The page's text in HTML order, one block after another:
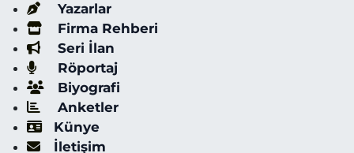
Yazarlar
Firma Rehberi
Seri İlan
Röportaj
Biyografi
Anketler
Künye
İletişim